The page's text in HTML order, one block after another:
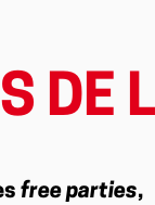
DE
free parties,